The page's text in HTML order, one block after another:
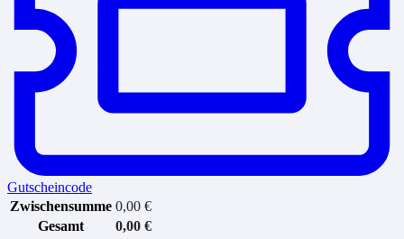
Gutscheincode
Zwischensumme 0,00 €
Gesamt
0,00 €